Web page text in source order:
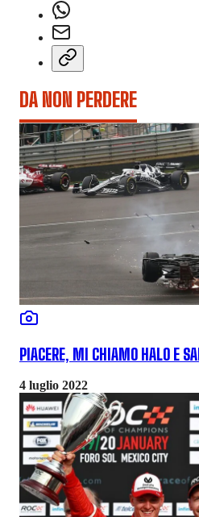
DA NON PERDERE
PIACERE, MI CHIAMO HALO E
4 luglio 2022